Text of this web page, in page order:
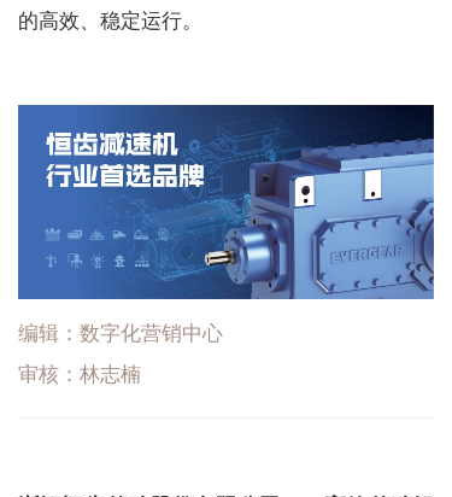
的高效、稳定运行。
编辑：数字化营销中心
审核：林志楠